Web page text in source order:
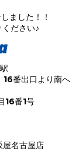
ました！！
ださい♪
駅
番出口より南へ
16番1号
名古屋店